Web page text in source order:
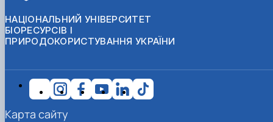
НАЦІОНАЛЬНИЙ УНІВЕРСИТЕТ
БІОРЕСУРСІВ І
ПРИРОДОКОРИСТУВАННЯ УКРАЇНИ
Карта сайту